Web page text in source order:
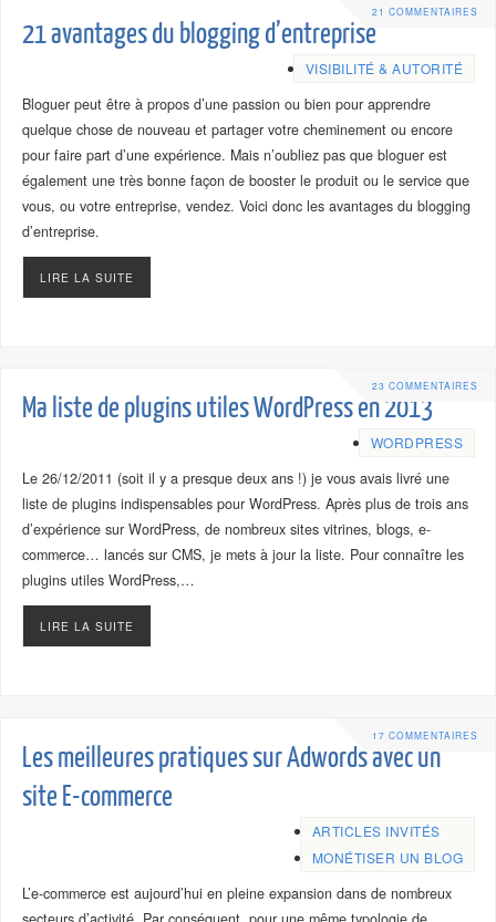
21 COMMENTAIRES
21 avantages du blogging d’entreprise
VISIBILITÉ & AUTORITÉ
Bloguer peut être à propos d’une passion ou bien pour apprendre
quelque chose de nouveau et partager votre cheminement ou encore
pour faire part d’une expérience. Mais n’oubliez pas que bloguer est
également une très bonne façon de booster le produit ou le service que
vous, ou votre entreprise, vendez. Voici donc les avantages du blogging
d’entreprise.
LIRE LA SUITE
23 COMMENTAIRES
Ma liste de plugins utiles WordPress en 2013
WORDPRESS
Le 26/12/2011 (soit il y a presque deux ans !) je vous avais livré une
liste de plugins indispensables pour WordPress. Après plus de trois ans
d’expérience sur WordPress, de nombreux sites vitrines, blogs, e-
commerce… lancés sur CMS, je mets à jour la liste. Pour connaître les
plugins utiles WordPress,…
LIRE LA SUITE
17 COMMENTAIRES
Les meilleures pratiques sur Adwords avec un
site E-commerce
ARTICLES INVITÉS
MONÉTISER UN BLOG
L’e-commerce est aujourd’hui en pleine expansion dans de nombreux